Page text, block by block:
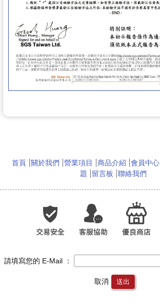
首頁 關於我們 營業項目 商品介紹 會員中心
題
留言板 聯絡我們
請填寫您的 E-Mail ：
取消 送出